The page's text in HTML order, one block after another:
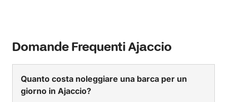
Domande Frequenti Ajaccio
Quanto costa noleggiare una barca per un
giorno in Ajaccio?